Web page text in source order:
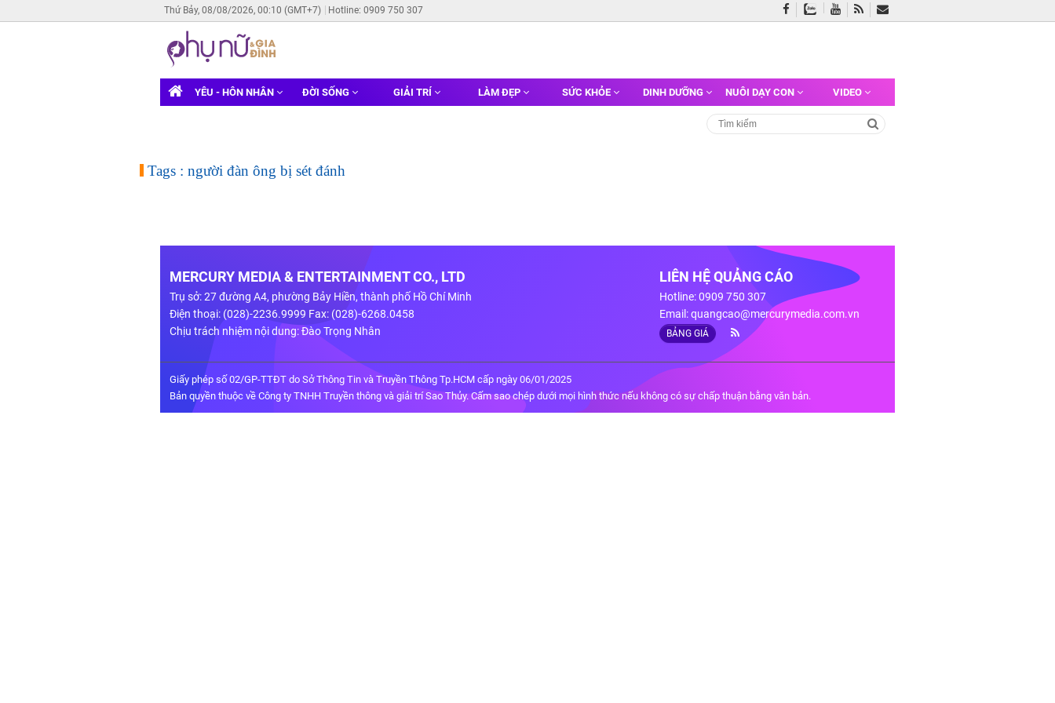
Thứ Bảy, 08/08/2026, 00:10 (GMT+7) Hotline: 0909 750 307
YÊU - HÔN NHÂN ĐỜI SỐNG GIẢI TRÍ LÀM ĐẸP SỨC KHỎE DINH DƯỠNG NUÔI DẠY CON VIDEO
Tags : người đàn ông bị sét đánh
MERCURY MEDIA & ENTERTAINMENT CO., LTD
Trụ sở: 27 đường A4, phường Bảy Hiền, thành phố Hồ Chí Minh
Điện thoại: (028)-2236.9999 Fax: (028)-6268.0458
Chịu trách nhiệm nội dung: Đào Trọng Nhân
LIÊN HỆ QUẢNG CÁO
Hotline: 0909 750 307
Email:quangcao@mercurymedia.com.vn
BẢNG GIÁ
Giấy phép số 02/GP-TTĐT do Sở Thông Tin và Truyền Thông Tp.HCM cấp ngày 06/01/2025
Bản quyền thuộc về Công ty TNHH Truyền thông và giải trí Sao Thủy. Cấm sao chép dưới mọi hình thức nếu không có sự chấp thuận bằng văn bản.